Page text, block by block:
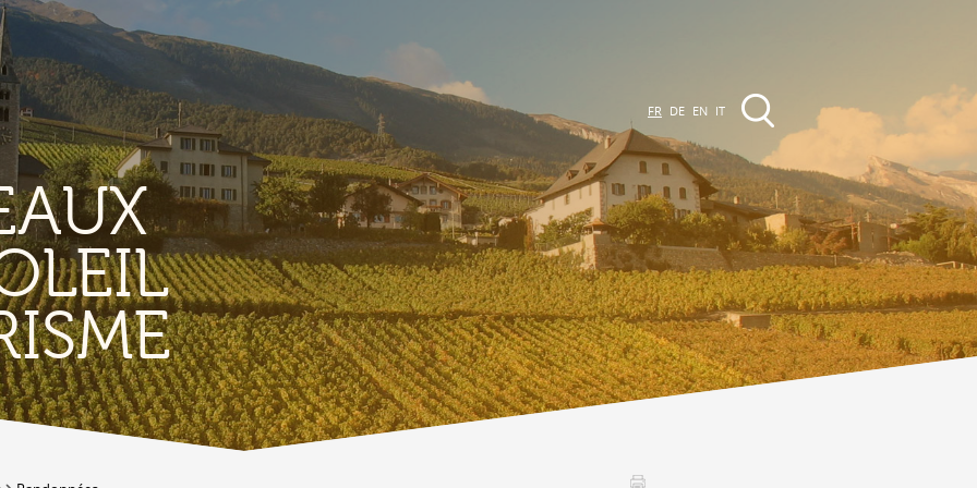
TERROIR &
PATRIMOINE
Vignoble & parcours viticoles
Produits et magasins du terroir
Bourg de Conthey
Eglises & chapelles
Vestiges gallo-romains d'Ardon
EVÈNEMENTS &
ACTIVITÉS
Activités dans la région
Promenades
Agenda des Manifestations
FR DE EN IT